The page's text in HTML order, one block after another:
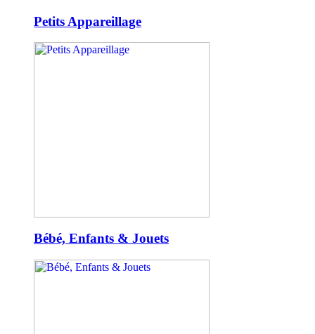
Petits Appareillage
Bébé, Enfants & Jouets